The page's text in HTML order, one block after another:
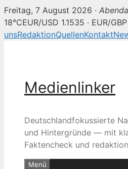
Freitag, 7 August 2026 ·
18°CEUR/USD 1.1535 · EUR/
unsRedaktionQuellenKontakt
Medienlinker
Deutschlandfokussierte
und Hintergründe — mit
Faktencheck und
Menü